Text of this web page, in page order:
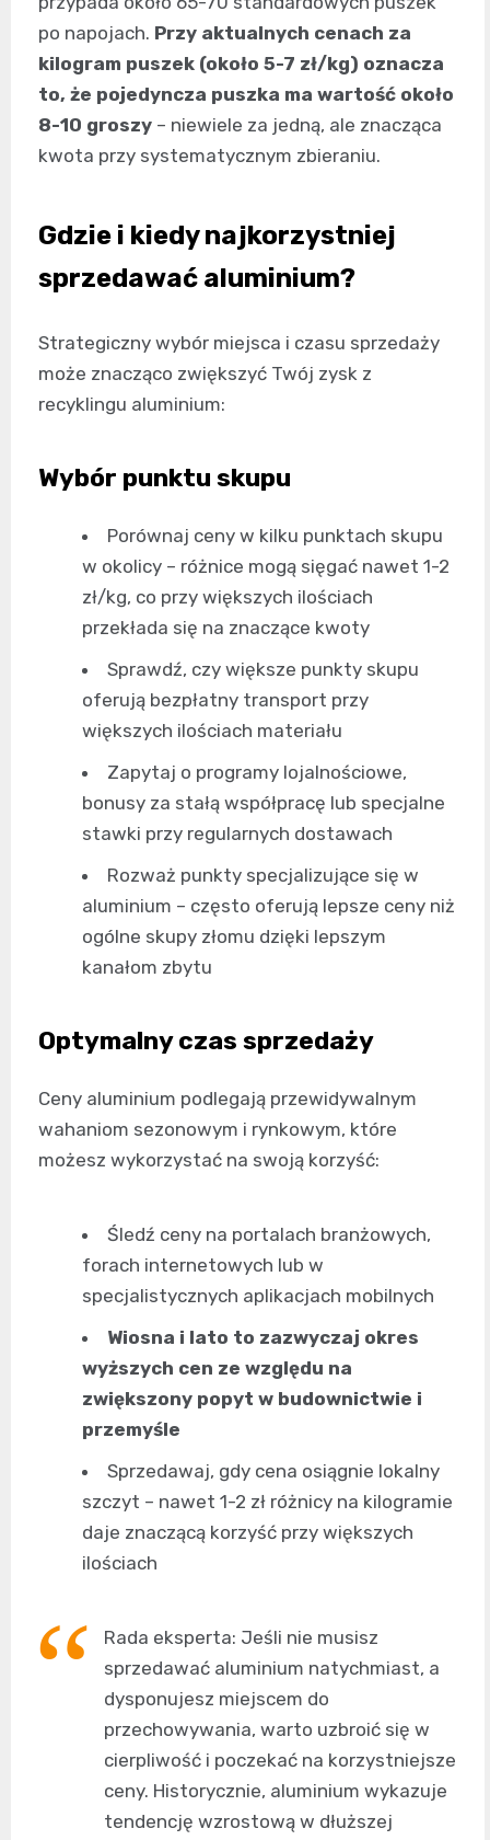
po napojach. Przy aktualnych cenach za
kilogram puszek (około 5-7 zł/kg) oznacza
to, że pojedyncza puszka ma wartość około
8-10 groszy – niewiele za jedną, ale znacząca
kwota przy systematycznym zbieraniu.
Gdzie i kiedy najkorzystniej
sprzedawać aluminium?
Strategiczny wybór miejsca i czasu sprzedaży
może znacząco zwiększyć Twój zysk z
recyklingu aluminium:
Wybór punktu skupu
Porównaj ceny w kilku punktach skupu
w okolicy – różnice mogą sięgać nawet 1-2
zł/kg, co przy większych ilościach
przekłada się na znaczące kwoty
Sprawdź, czy większe punkty skupu
oferują bezpłatny transport przy
większych ilościach materiału
Zapytaj o programy lojalnościowe,
bonusy za stałą współpracę lub specjalne
stawki przy regularnych dostawach
Rozważ punkty specjalizujące się w
aluminium – często oferują lepsze ceny niż
ogólne skupy złomu dzięki lepszym
kanałom zbytu
Optymalny czas sprzedaży
Ceny aluminium podlegają przewidywalnym
wahaniom sezonowym i rynkowym, które
możesz wykorzystać na swoją korzyść:
Śledź ceny na portalach branżowych,
forach internetowych lub w
specjalistycznych aplikacjach mobilnych
Wiosna i lato to zazwyczaj okres
wyższych cen ze względu na
zwiększony popyt w budownictwie i
przemyśle
Sprzedawaj, gdy cena osiągnie lokalny
szczyt – nawet 1-2 zł różnicy na kilogramie
daje znaczącą korzyść przy większych
ilościach
Rada eksperta: Jeśli nie musisz
sprzedawać aluminium natychmiast, a
dysponujesz miejscem do
przechowywania, warto uzbroić się w
cierpliwość i poczekać na korzystniejsze
ceny. Historycznie, aluminium wykazuje
tendencję wzrostową w dłuższej